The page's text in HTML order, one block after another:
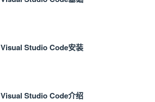
Visual Studio Code安装
Visual Studio Code介绍